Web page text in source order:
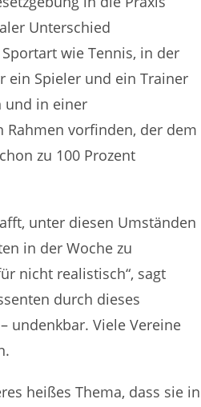
Unterschied
wie Tennis, in der
ein Spieler und ein Trainer
und in einer
vorfinden, der dem
zu 100 Prozent
unter diesen Umständen
in der Woche zu
nicht realistisch“, sagt
durch dieses
undenkbar. Viele Vereine
heißes Thema, dass sie in